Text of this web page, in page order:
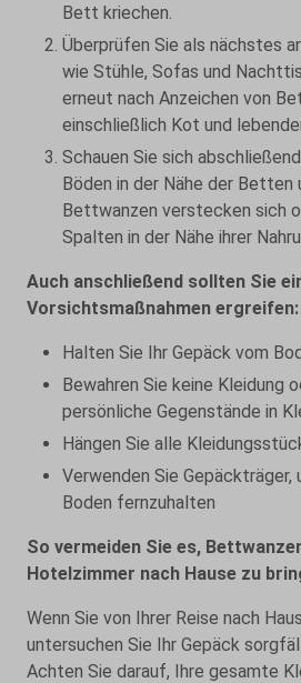
Bett kriechen.
Überprüfen Sie als nächstes
wie Stühle, Sofas und
erneut nach Anzeichen von
einschließlich Kot und
Schauen Sie sich
Böden in der Nähe der Betten
Bettwanzen verstecken sich
Spalten in der Nähe ihrer
Auch anschließend sollten Sie
Vorsichtsmaßnahmen ergreifen:
Halten Sie Ihr Gepäck vom
Bewahren Sie keine Kleidung
persönliche Gegenstände in
Hängen Sie alle
Verwenden Sie Gepäckträger,
Boden fernzuhalten
So vermeiden Sie es,
Hotelzimmer nach Hause zu
Wenn Sie von Ihrer Reise nach
untersuchen Sie Ihr Gepäck
Achten Sie darauf, Ihre gesamte